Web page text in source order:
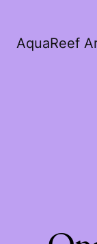
AquaReef